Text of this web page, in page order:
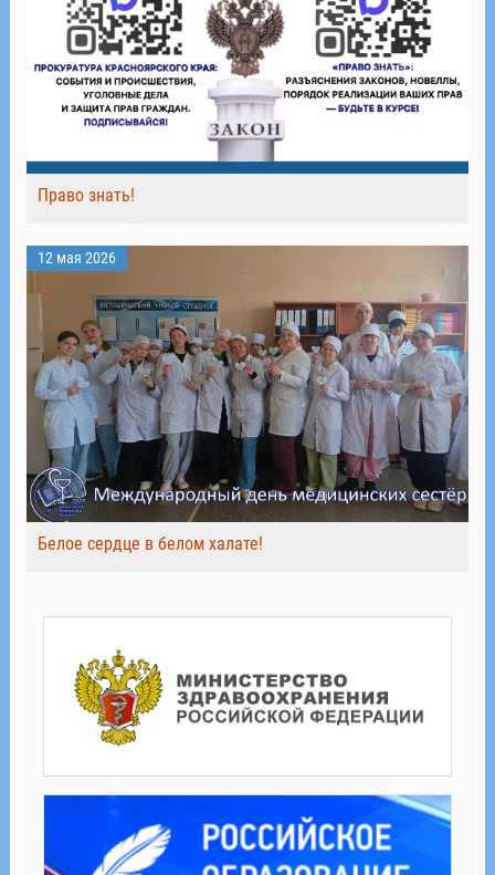
Право знать!
12 мая 2026
Белое сердце в белом халате!